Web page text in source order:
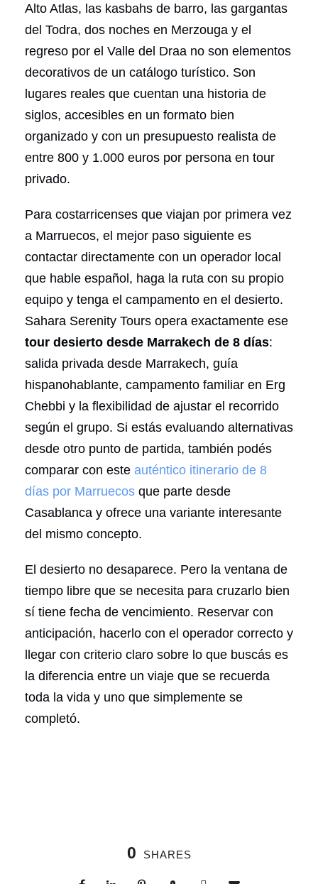
Alto Atlas, las kasbahs de barro, las gargantas
del Todra, dos noches en Merzouga y el
regreso por el Valle del Draa no son elementos
decorativos de un catálogo turístico. Son
lugares reales que cuentan una historia de
siglos, accesibles en un formato bien
organizado y con un presupuesto realista de
entre 800 y 1.000 euros por persona en tour
privado.
Para costarricenses que viajan por primera vez
a Marruecos, el mejor paso siguiente es
contactar directamente con un operador local
que hable español, haga la ruta con su propio
equipo y tenga el campamento en el desierto.
Sahara Serenity Tours opera exactamente ese
tour desierto desde Marrakech de 8 días:
salida privada desde Marrakech, guía
hispanohablante, campamento familiar en Erg
Chebbi y la flexibilidad de ajustar el recorrido
según el grupo. Si estás evaluando alternativas
desde otro punto de partida, también podés
comparar con este auténtico itinerario de 8
días por Marruecos que parte desde
Casablanca y ofrece una variante interesante
del mismo concepto.
El desierto no desaparece. Pero la ventana de
tiempo libre que se necesita para cruzarlo bien
sí tiene fecha de vencimiento. Reservar con
anticipación, hacerlo con el operador correcto y
llegar con criterio claro sobre lo que buscás es
la diferencia entre un viaje que se recuerda
toda la vida y uno que simplemente se
completó.
0 SHARES